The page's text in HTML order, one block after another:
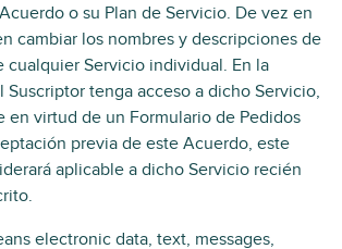
o su Plan de Servicio. De vez en
cambiar los nombres y descripciones de
cualquier Servicio individual. En la
Suscriptor tenga acceso a dicho Servicio,
en virtud de un Formulario de Pedidos
previa de este Acuerdo, este
aplicable a dicho Servicio recién
electronic data, text, messages,